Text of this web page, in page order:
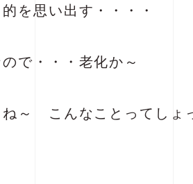
を思い出す・・・・
で・・・老化か～
ね～ こんなことってしょ